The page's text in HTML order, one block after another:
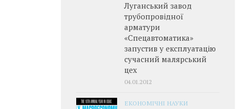
Луганський завод
трубопровідної
арматури
«Спецавтоматика»
запустив у експлуатацію
сучасний малярський
цех
04.01.2012
ЕКОНОМІЧНІ НАУКИ